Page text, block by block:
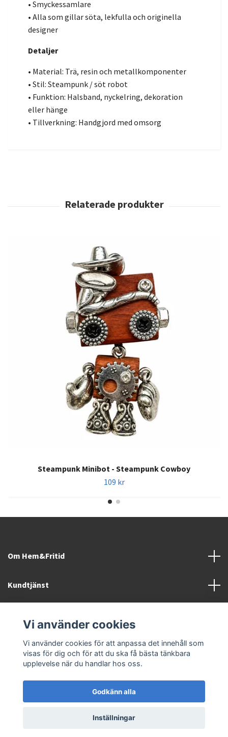
• Smyckessamlare
• Alla som gillar söta, lekfulla och originella
designer
Detaljer
• Material: Trä, resin och metallkomponenter
• Stil: Steampunk / söt robot
• Funktion: Halsband, nyckelring, dekoration
eller hänge
• Tillverkning: Handgjord med omsorg
Steampunk Minibot - Steampunk Cowboy
109 kr
Om Hem&Fritid
Kundtjänst
Sociala medier
© 2026 Hem&Fritid i Sävsjö AB
Vi använder cookies
Vi använder cookies för att anpassa det innehåll som
visas för dig och för att du ska få bästa tänkbara
upplevelse när du handlar hos oss.
Godkänn alla
Inställningar